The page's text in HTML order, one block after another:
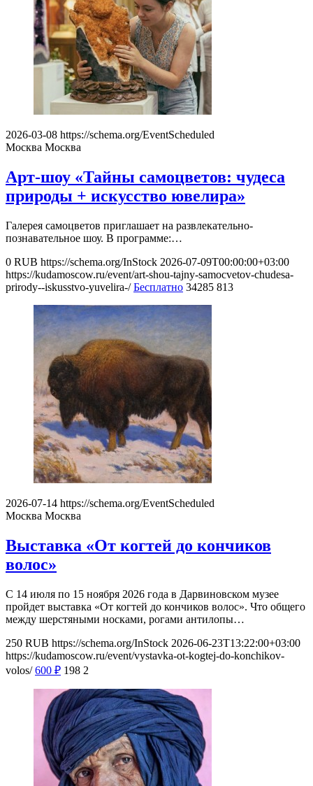
2026-03-08 https://schema.org/EventScheduled
Москва Москва
Арт-шоу «Тайны самоцветов: чудеса
природы + искусство ювелира»
Галерея самоцветов приглашает на развлекательно-
познавательное шоу. В программе:…
0 RUB https://schema.org/InStock 2026-07-09T00:00:00+03:00
https://kudamoscow.ru/event/art-shou-tajny-samocvetov-chudesa-
prirody--iskusstvo-yuvelira-/ Бесплатно 34285 813
2026-07-14 https://schema.org/EventScheduled
Москва Москва
Выставка «От когтей до кончиков
волос»
С 14 июля по 15 ноября 2026 года в Дарвиновском музее
пройдет выставка «От когтей до кончиков волос». Что общего
между шерстяными носками, рогами антилопы…
250 RUB https://schema.org/InStock 2026-06-23T13:22:00+03:00
https://kudamoscow.ru/event/vystavka-ot-kogtej-do-konchikov-
volos/ 600 ₽ 198 2